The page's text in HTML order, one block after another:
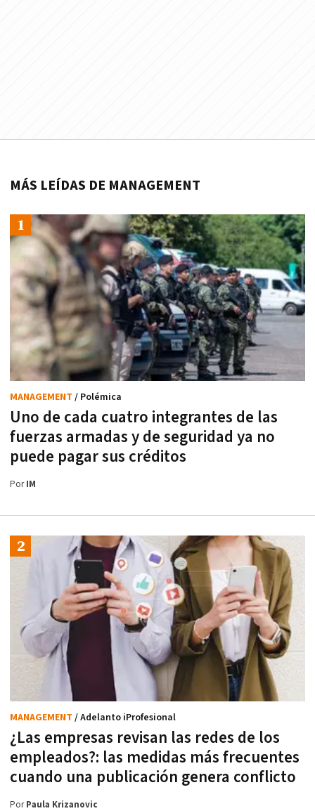
MÁS LEÍDAS DE MANAGEMENT
Uno de cada cuatro integrantes de las
fuerzas armadas y de seguridad ya no
puede pagar sus créditos
MANAGEMENT / Polémica
PorIM
¿Las empresas revisan las redes de los
empleados?: las medidas más frecuentes
cuando una publicación genera conflicto
MANAGEMENT / Adelanto iProfesional
PorPaula Krizanovic